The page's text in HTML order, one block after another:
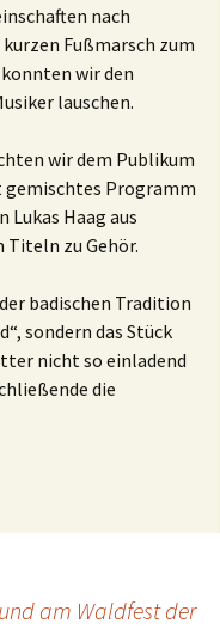
nach
Fußmarsch zum
wir den
lauschen.
wir dem Publikum
gemischtes Programm
Haag aus
zu Gehör.
badischen Tradition
sondern das Stück
nicht so einladend
die
am Waldfest der